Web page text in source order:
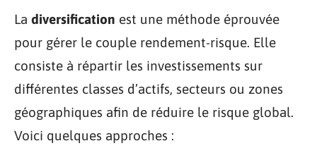
La diversification est une méthode éprouvée
pour gérer le couple rendement-risque. Elle
consiste à répartir les investissements sur
différentes classes d’actifs, secteurs ou zones
géographiques afin de réduire le risque global.
Voici quelques approches :